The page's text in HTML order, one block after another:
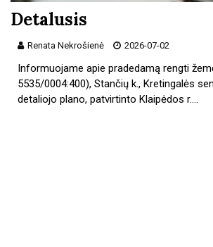
Detalusis
Renata Nekrošienė 2026-07-02
Informuojame apie pradedamą rengti
5535/0004:400), Stančių k., Kretingalės
detaliojo plano, patvirtinto Klaipėdos r.…